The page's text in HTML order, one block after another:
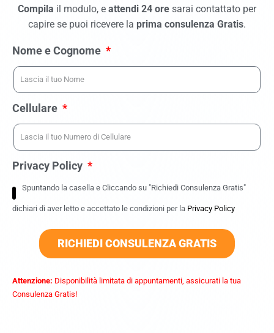
Compila il modulo, e attendi 24 ore sarai contattato per
capire se puoi ricevere la prima consulenza Gratis.
Nome e Cognome
Cellulare
Privacy Policy
Spuntando la casella e Cliccando su "Richiedi Consulenza Gratis"
dichiari di aver letto e accettato le condizioni per la Privacy Policy
RICHIEDI CONSULENZA GRATIS
Attenzione: Disponibilità limitata di appuntamenti, assicurati la tua
Consulenza Gratis!